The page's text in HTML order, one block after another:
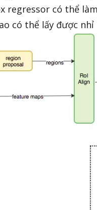
regressor có thể
có thể lấy được nhỉ